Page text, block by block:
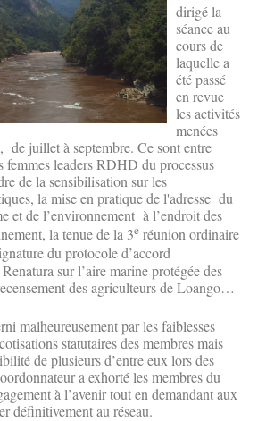
dirigé la
séance au
cours de
laquelle a
été passé
en revue
les activités
menées
de juillet à septembre. Ce sont entre
femmes leaders RDHD du processus
de la sensibilisation sur les
la mise en pratique de l'adresse du
et de l’environnement à l’endroit des
la tenue de la 3e réunion ordinaire
du protocole d’accord
sur l’aire marine protégée des
des agriculteurs de Loango…
malheureusement par les faiblesses
statutaires des membres mais
de plusieurs d’entre eux lors des
a exhorté les membres du
à l’avenir tout en demandant aux
définitivement au réseau.